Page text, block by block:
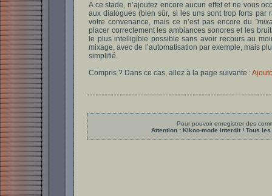
A ce stade, n’ajoutez encore aucun effet et ne vous
aux dialogues (bien sûr, si les uns sont trop forts par
votre convenance, mais ce n’est pas encore du
placer correctement les ambiances sonores et les
le plus intelligible possible sans avoir recours au
mixage, avec de l’automatisation par exemple, mais
simplifié.
Compris ? Dans ce cas, allez à la page suivante :
Pour pouvoir enregistrer des
Attention : Kikoo-mode interdit ! Tous